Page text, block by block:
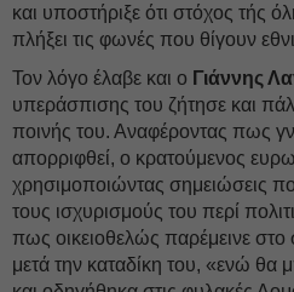
και υποστήριξε ότι στόχος τής
πλήξει τις φωνές που θίγουν
Τον λόγο έλαβε και ο Γιάννης
υπεράσπισης του ζήτησε και
ποινής του. Αναφέροντας πως
απορριφθεί, ο κρατούμενος
χρησιμοποιώντας σημειώσεις
τους ισχυρισμούς του περί
πως οικειοθελώς παρέμεινε στο
μετά την καταδίκη του, «ενώ θα